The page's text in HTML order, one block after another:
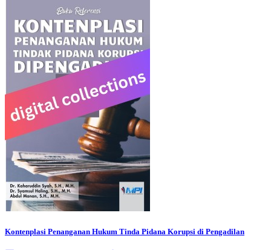
Kontenplasi Penanganan Hukum Tinda Pidana Korupsi di Pengadilan